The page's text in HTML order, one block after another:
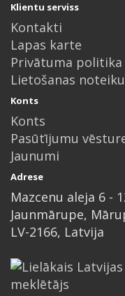
Klientu serviss
Kontakti
Lapas karte
Privātuma politika
Lietošanas
Konts
Konts
Pasūtījumu
Jaunumi
Adrese
Mazcenu aleja 6 -
Jaunmārupe,
LV-2166, Latvija